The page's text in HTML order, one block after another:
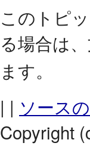
このトピ
る場合は、
ます。
| | ソース
Copyright